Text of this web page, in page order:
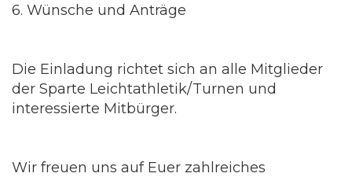
6. Wünsche und Anträge
Die Einladung richtet sich an alle Mitglieder
der Sparte Leichtathletik/Turnen und
interessierte Mitbürger.
Wir freuen uns auf Euer zahlreiches